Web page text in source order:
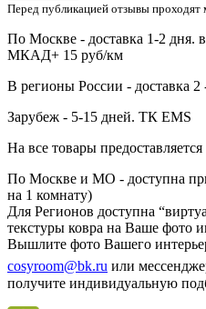
Перед публикацией отзывы
По Москве - доставка 1-2 дня.
МКАД+ 15 руб/км
В регионы России - доставка
Зарубеж - 5-15 дней. ТК EMS
На все товары предоставляется
По Москве и МО - доступна
на 1 комнату)
Для Регионов доступна
текстуры ковра на Ваше фото
Вышлите фото Вашего
cosyroom@bk.ru или
получите индивидуальную